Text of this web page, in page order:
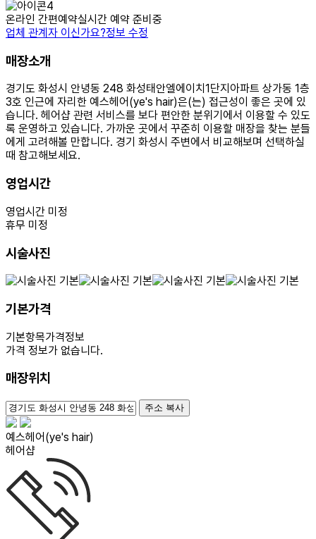
온라인 간편예약실시간 예약 준비중
업체 관계자 이신가요?정보 수정
매장소개
경기도 화성시 안녕동 248 화성태안엘에이치1단지아파트 상가동 1층
3호 인근에 자리한 예스헤어(ye's hair)은(는) 접근성이 좋은 곳에 있
습니다. 헤어샵 관련 서비스를 보다 편안한 분위기에서 이용할 수 있도
록 운영하고 있습니다. 가까운 곳에서 꾸준히 이용할 매장을 찾는 분들
에게 고려해볼 만합니다. 경기 화성시 주변에서 비교해보며 선택하실
때 참고해보세요.
영업시간
영업시간 미정
휴무 미정
시술사진
기본가격
기본항목가격정보
가격 정보가 없습니다.
매장위치
주소 복사
예스헤어(ye's hair)
헤어샵